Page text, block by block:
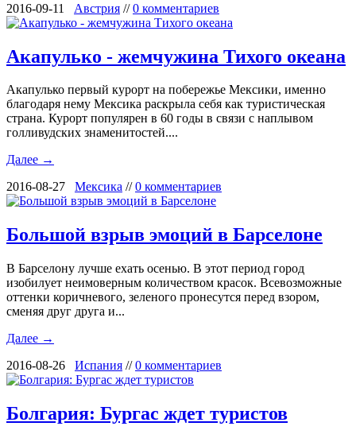
2016-09-11 Австрия //0 комментариев
Акапулько - жемчужина Тихого океана
Акапулько первый курорт на побережье Мексики, именно
благодаря нему Мексика раскрыла себя как туристическая
страна. Курорт популярен в 60 годы в связи с наплывом
голливудских знаменитостей....
Далее →
2016-08-27 Мексика //0 комментариев
Большой взрыв эмоций в Барселоне
В Барселону лучше ехать осенью. В этот период город
изобилует неимоверным количеством красок. Всевозможные
оттенки коричневого, зеленого пронесутся перед взором,
сменяя друг друга и...
Далее →
2016-08-26 Испания //0 комментариев
Болгария: Бургас ждет туристов